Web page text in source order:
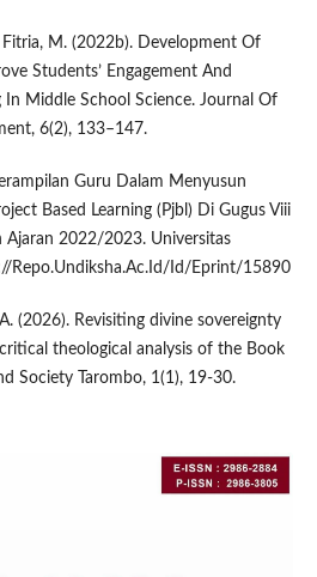
M. (2022b). Development Of
Students’ Engagement And
Middle School Science. Journal Of
6(2), 133–147.
Guru Dalam Menyusun
Based Learning (Pjbl) Di Gugus Viii
Ajaran 2022/2023. Universitas
Repo.Undiksha.Ac.Id/Id/Eprint/15890
(2026). Revisiting divine sovereignty
theological analysis of the Book
Society Tarombo, 1(1), 19-30.